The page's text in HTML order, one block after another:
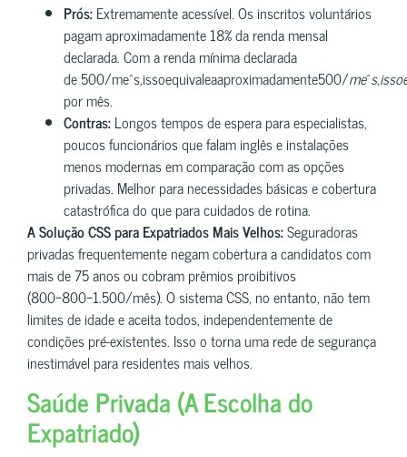
Prós:Extremamente acessível. Os inscritos voluntários
pagam aproximadamente 18% da renda mensal
declarada. Com a renda mínima declarada
de 500/me^s,issoequivaleaaproximadamente500/me^s,i
por mês.
Contras:Longos tempos de espera para especialistas,
poucos funcionários que falam inglês e instalações
menos modernas em comparação com as opções
privadas. Melhor para necessidades básicas e cobertura
catastrófica do que para cuidados de rotina.
A Solução CSS para Expatriados Mais Velhos:Seguradoras
privadas frequentemente negam cobertura a candidatos com
mais de 75 anos ou cobram prêmios proibitivos
(800−800−1.500/mês). O sistema CSS, no entanto, não tem
limites de idade e aceita todos, independentemente de
condições pré-existentes. Isso o torna uma rede de segurança
inestimável para residentes mais velhos.
Saúde Privada (A Escolha do
Expatriado)